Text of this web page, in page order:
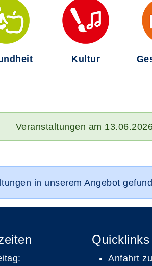
Kultur
Veranstaltungen am
in unserem Angebot
Quicklinks
Anfahrt